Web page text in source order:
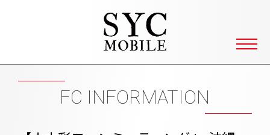
SYC 山本彩ファンクラブ
FC INFORMATION